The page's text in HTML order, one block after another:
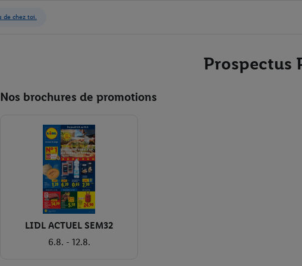
Prospectus
Nos brochures de promotions
LIDL ACTUEL SEM32
6.8. - 12.8.